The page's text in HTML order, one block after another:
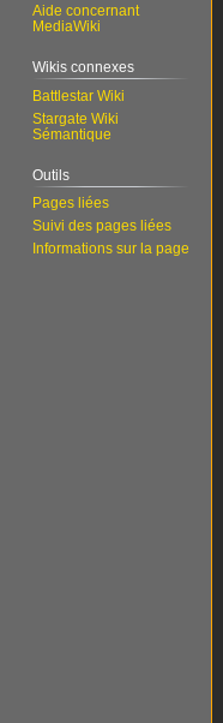
Aide concernant
MediaWiki
Wikis connexes
Battlestar Wiki
Stargate Wiki
Sémantique
Outils
Pages liées
Suivi des pages liées
Informations sur la page